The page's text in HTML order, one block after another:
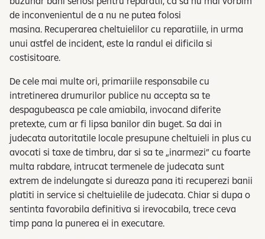
de inconvenientul de a nu ne putea folosi
masina. Recuperarea cheltuielilor cu reparatiile, in urma
unui astfel de incident, este la randul ei dificila si
costisitoare.
De cele mai multe ori, primariile responsabile cu
intretinerea drumurilor publice nu accepta sa te
despagubeasca pe cale amiabila, invocand diferite
pretexte, cum ar fi lipsa banilor din buget. Sa dai in
judecata autoritatile locale presupune cheltuieli in plus cu
avocati si taxe de timbru, dar si sa te „inarmezi” cu foarte
multa rabdare, intrucat termenele de judecata sunt
extrem de indelungate si dureaza pana iti recuperezi banii
platiti in service si cheltuielile de judecata. Chiar si dupa o
sentinta favorabila definitiva si irevocabila, trece ceva
timp pana la punerea ei in executare.